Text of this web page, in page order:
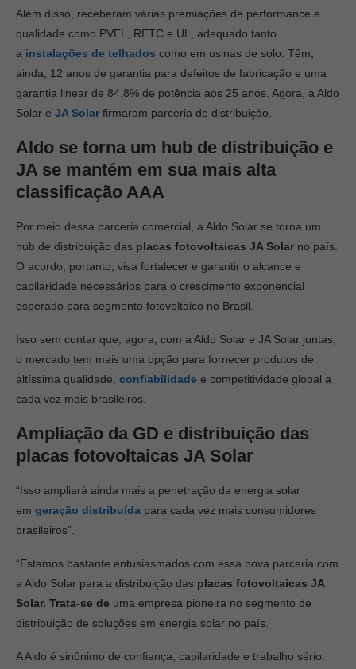
Além disso, receberam várias premiações de performance e
qualidade como PVEL, RETC e UL, adequado tanto
a instalações de telhados como em usinas de solo. Têm,
ainda, 12 anos de garantia para defeitos de fabricação e uma
garantia linear de 84.8% de potência aos 25 anos. Agora, a Aldo
Solar e JA Solar firmaram parceria de distribuição.
Aldo se torna um hub de distribuição e
JA se mantém em sua mais alta
classificação AAA
Por meio dessa parceria comercial, a Aldo Solar se torna um
hub de distribuição das placas fotovoltaicas JA Solar no país.
O acordo, portanto, visa fortalecer e garantir o alcance e
capilaridade necessários para o crescimento exponencial
esperado para segmento fotovoltaico no Brasil.
Isso sem contar que, agora, com a Aldo Solar e JA Solar juntas,
o mercado tem mais uma opção para fornecer produtos de
altíssima qualidade, confiabilidade e competitividade global a
cada vez mais brasileiros.
Ampliação da GD e distribuição das
placas fotovoltaicas JA Solar
“Isso ampliará ainda mais a penetração da energia solar
em geração distribuída para cada vez mais consumidores
brasileiros”.
“Estamos bastante entusiasmados com essa nova parceria com
a Aldo Solar para a distribuição das placas fotovoltaicas JA
Solar. Trata-se de uma empresa pioneira no segmento de
distribuição de soluções em energia solar no país.
A Aldo é sinônimo de confiança, capilaridade e trabalho sério.